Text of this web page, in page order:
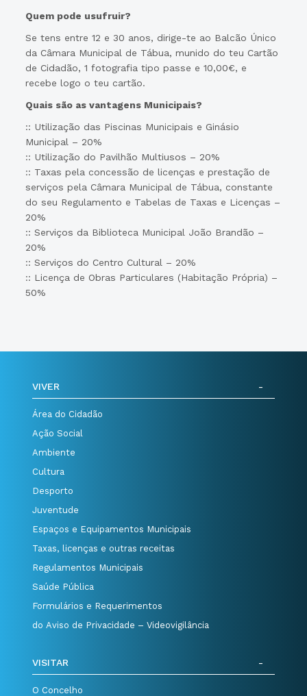
Quem pode usufruir?
Se tens entre 12 e 30 anos, dirige-te ao Balcão Único
da Câmara Municipal de Tábua, munido do teu Cartão
de Cidadão, 1 fotografia tipo passe e 10,00€, e
recebe logo o teu cartão.
Quais são as vantagens Municipais?
:: Utilização das Piscinas Municipais e Ginásio
Municipal – 20%
:: Utilização do Pavilhão Multiusos – 20%
:: Taxas pela concessão de licenças e prestação de
serviços pela Câmara Municipal de Tábua, constante
do seu Regulamento e Tabelas de Taxas e Licenças –
20%
:: Serviços da Biblioteca Municipal João Brandão –
20%
:: Serviços do Centro Cultural – 20%
:: Licença de Obras Particulares (Habitação Própria) –
50%
VIVER
Área do Cidadão
Ação Social
Ambiente
Cultura
Desporto
Juventude
Espaços e Equipamentos Municipais
Taxas, licenças e outras receitas
Regulamentos Municipais
Saúde Pública
Formulários e Requerimentos
do Aviso de Privacidade – Videovigilância
VISITAR
O Concelho